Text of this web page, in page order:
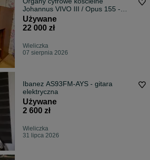
Johannus VIVO III / Opus 155 -
gwarancja 7 lat
Używane
22 000 zł
Wieliczka
07 sierpnia 2026
Ibanez AS93FM-AYS - gitara
elektryczna
Używane
2 600 zł
Wieliczka
31 lipca 2026